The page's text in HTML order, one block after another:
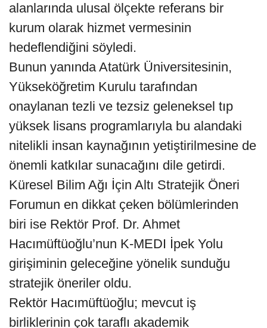
alanlarında ulusal ölçekte referans bir
kurum olarak hizmet vermesinin
hedeflendiğini söyledi.
Bunun yanında Atatürk Üniversitesinin,
Yükseköğretim Kurulu tarafından
onaylanan tezli ve tezsiz geleneksel tıp
yüksek lisans programlarıyla bu alandaki
nitelikli insan kaynağının yetiştirilmesine de
önemli katkılar sunacağını dile getirdi.
Küresel Bilim Ağı İçin Altı Stratejik Öneri
Forumun en dikkat çeken bölümlerinden
biri ise Rektör Prof. Dr. Ahmet
Hacımüftüoğlu’nun K-MEDI İpek Yolu
girişiminin geleceğine yönelik sunduğu
stratejik öneriler oldu.
Rektör Hacımüftüoğlu; mevcut iş
birliklerinin çok taraflı akademik